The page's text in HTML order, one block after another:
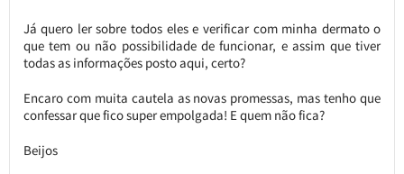
Já quero ler sobre todos eles e verificar com minha dermato o
que tem ou não possibilidade de funcionar, e assim que tiver
todas as informações posto aqui, certo?
Encaro com muita cautela as novas promessas, mas tenho que
confessar que fico super empolgada! E quem não fica?
Beijos